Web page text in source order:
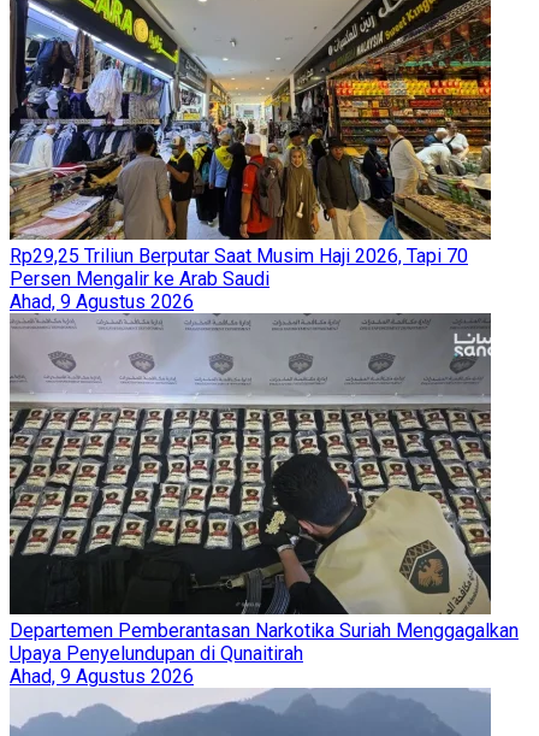
Rp29,25 Triliun Berputar Saat Musim Haji 2026, Tapi 70
Persen Mengalir ke Arab Saudi
Ahad, 9 Agustus 2026
Departemen Pemberantasan Narkotika Suriah Menggagalkan
Upaya Penyelundupan di Qunaitirah
Ahad, 9 Agustus 2026